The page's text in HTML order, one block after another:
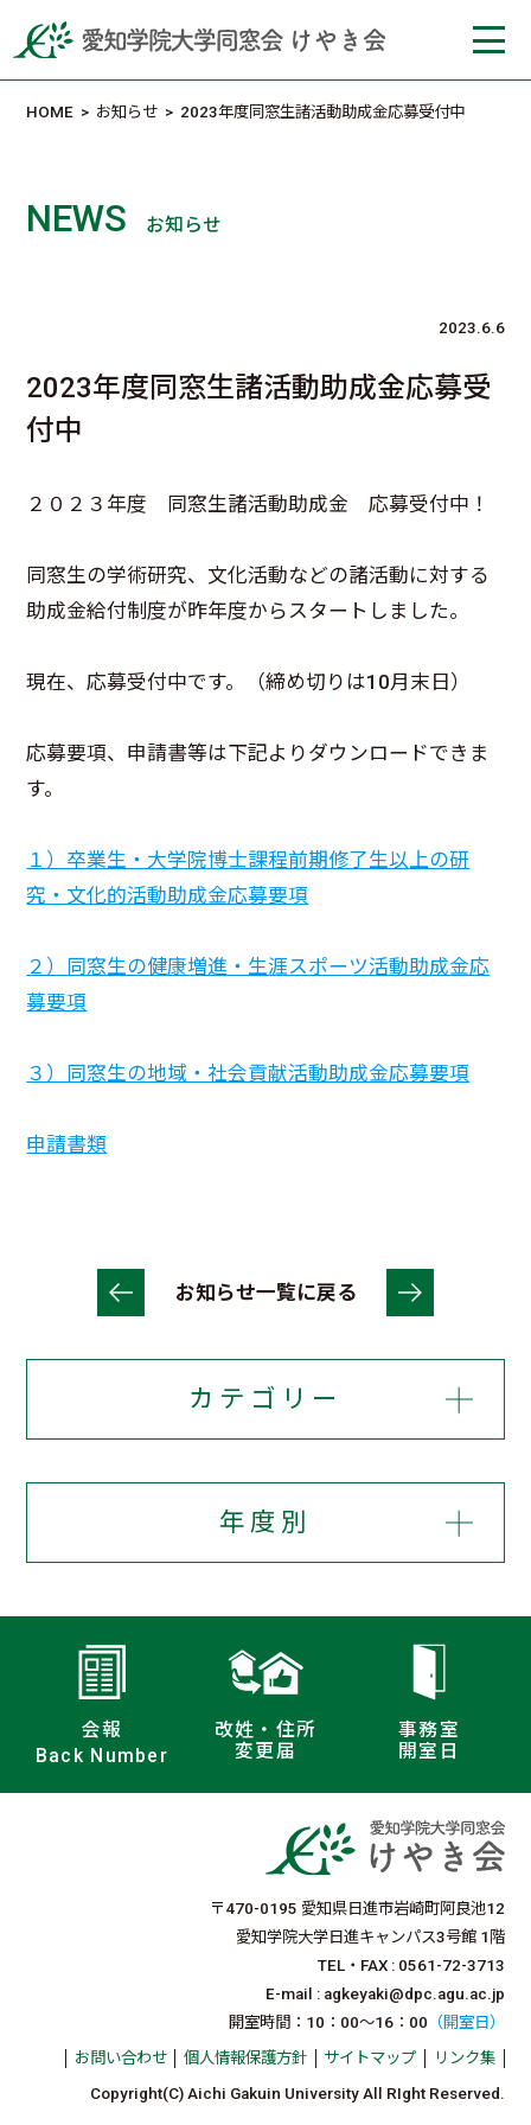
HOME > お知らせ > 2023年度同窓生諸活動助成金応募受付中
NEWS お知らせ
2023.6.6
2023年度同窓生諸活動助成金応募受
付中
２０２３年度 同窓生諸活動助成金 応募受付中！
同窓生の学術研究、文化活動などの諸活動に対する
助成金給付制度が昨年度からスタートしました。
現在、応募受付中です。（締め切りは10月末日）
応募要項、申請書等は下記よりダウンロードできま
す。
１）卒業生・大学院博士課程前期修了生以上の研
究・文化的活動助成金応募要項
２）同窓生の健康増進・生涯スポーツ活動助成金応
募要項
３）同窓生の地域・社会貢献活動助成金応募要項
申請書類
お知らせ一覧に戻る
カテゴリー
年度別
会報
Back Number
改姓・住所
変更届
事務室
開室日
〒470-0195 愛知県日進市岩崎町阿良池12
愛知学院大学日進キャンパス3号館 1階
TEL・FAX : 0561-72-3713
E-mail : agkeyaki@dpc.agu.ac.jp
開室時間：10：00〜16：00 （開室日）
お問い合わせ 個人情報保護方針 サイトマップ リンク集
Copyright(C) Aichi Gakuin University All RIght Reserved.